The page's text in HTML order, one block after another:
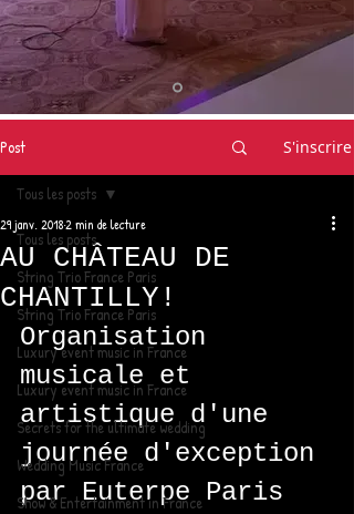
Post S'inscrire
Tous les posts
String Trio France Paris
String Trio France Paris
Luxury event music in France
Luxury event music in France
Secrets for the ultimate wedding
Wedding Music France
Show & Entertainment in France
Tous les posts
AU CHÂTEAU DE
CHANTILLY!
29 janv. 20182 min de lecture
Organisation
musicale et
artistique d'une
journée d'exception
par Euterpe Paris